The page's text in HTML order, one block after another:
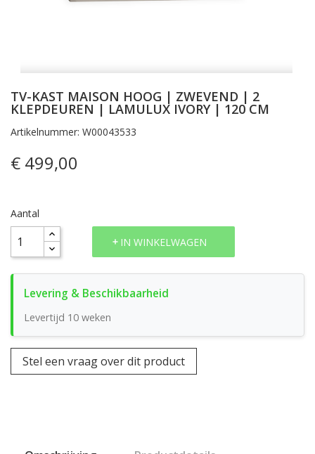
TV-KAST MAISON HOOG | ZWEVEND | 2
KLEPDEUREN | LAMULUX IVORY | 120 CM
Artikelnummer: W00043533
€ 499,00
Aantal
IN WINKELWAGEN
Levertijd 10 weken
Stel een vraag over dit product